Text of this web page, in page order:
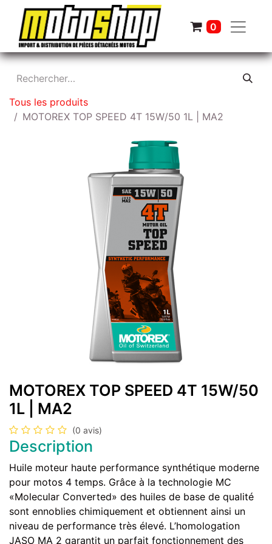
0
Tous les produits
MOTOREX TOP SPEED 4T 15W/50 1L | MA2
MOTOREX TOP SPEED 4T 15W/50
1L | MA2
(0 avis)
Description
Huile moteur haute performance synthétique moderne
pour motos 4 temps. Grâce à la technologie MC
«Molecular Converted» des huiles de base de qualité
sont ennoblies chimiquement et obtiennent ainsi un
niveau de performance très élevé. L’homologation
JASO MA 2 garantit un parfait fonctionnement des